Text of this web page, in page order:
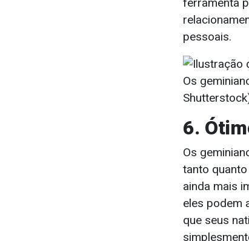
ferramenta
pessoais.
Os
6.
Os
tanto
ainda mais
eles podem
que seus